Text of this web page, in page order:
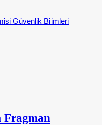
Güvenlik Bilimleri
Fragman